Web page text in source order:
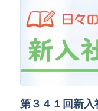
第３４１回新